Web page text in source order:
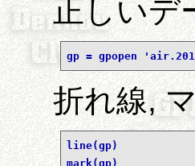
正しいデ
gp = gpopen
折れ線,
line(gp)
mark(gp)